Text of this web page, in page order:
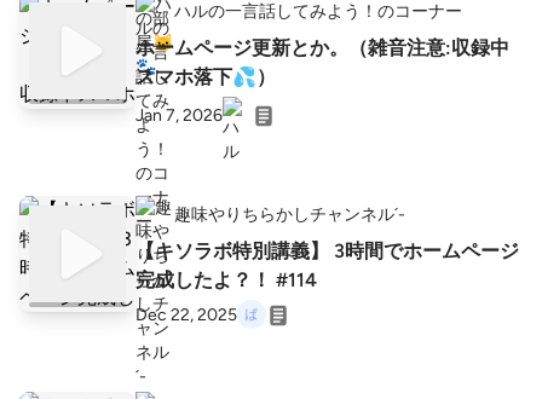
ハルの一言話してみよう！のコーナー
ホームページ更新とか。（雑音注意:収録中
スマホ落下💦）
Jan 7, 2026
趣味やりちらかしチャンネル´-
【キソラボ特別講義】 3時間でホームページ
完成したよ？！ #114
Dec 22, 2025